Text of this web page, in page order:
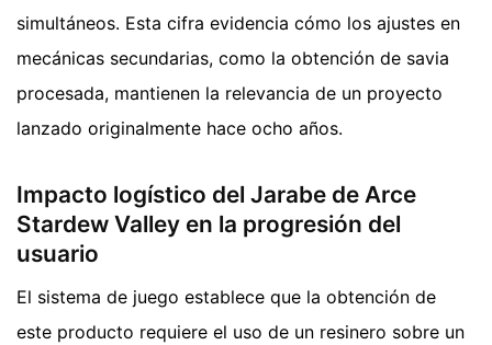
simultáneos. Esta cifra evidencia cómo los ajustes en
mecánicas secundarias, como la obtención de savia
procesada, mantienen la relevancia de un proyecto
lanzado originalmente hace ocho años.
Impacto logístico del Jarabe de Arce
Stardew Valley en la progresión del
usuario
El sistema de juego establece que la obtención de
este producto requiere el uso de un resinero sobre un